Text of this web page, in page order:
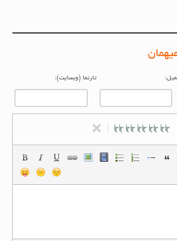
تارنما (وبسایت):